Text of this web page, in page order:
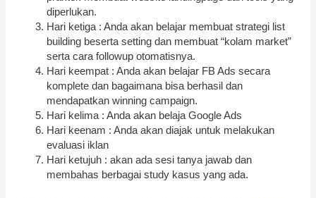
diperlukan.
Hari ketiga : Anda akan belajar membuat strategi list
building beserta setting dan membuat “kolam market”
serta cara followup otomatisnya.
Hari keempat : Anda akan belajar FB Ads secara
komplete dan bagaimana bisa berhasil dan
mendapatkan winning campaign.
Hari kelima : Anda akan belaja Google Ads
Hari keenam : Anda akan diajak untuk melakukan
evaluasi iklan
Hari ketujuh : akan ada sesi tanya jawab dan
membahas berbagai study kasus yang ada.